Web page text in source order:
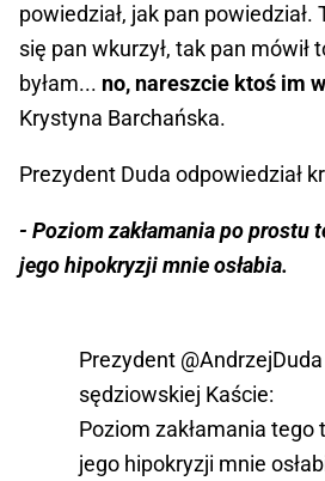
powiedział, jak pan powiedział.
się pan wkurzył, tak pan mówił
byłam... no, nareszcie ktoś im
Krystyna Barchańska.
Prezydent Duda odpowiedział
- Poziom zakłamania po prostu
jego hipokryzji mnie osłabia.
Prezydent @AndrzejDuda
sędziowskiej Kaście:
Poziom zakłamania tego
jego hipokryzji mnie